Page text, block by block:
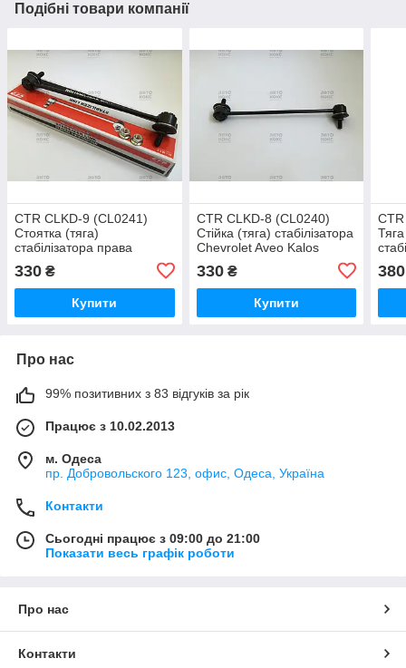
Подібні товари компанії
CTR CLKD-9 (CL0241)
Стоятка (тяга)
стабілізатора права
Chevrolet Lacetti 1.4 1. 1.8
Nubira 1.6 1.8
330 ₴
Купити
CTR CLKD-8 (CL0240)
Стійка (тяга) стабілізатора
Chevrolet Aveo Kalos
330₴
Купити
-2.0
380
Про нас
99% позитивних з 83 відгуків за рік
Працює з 10.02.2013
м. Одеса
пр. Добровольского 123, офис, Одеса, Україна
Контакти
Сьогодні працює з 09:00 до 21:00
Показати весь графік роботи
Про нас
Контакти